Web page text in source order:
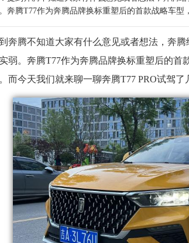
奔腾T77作为奔腾品牌换标重塑后的首款战略车型
腾不知道大家有什么意见或者想法，奔腾
弱。奔腾T77作为奔腾品牌换标重塑后的
而今天我们就来聊一聊奔腾T77 PRO试驾了